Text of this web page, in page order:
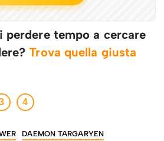
perdere tempo a cercare
Trova quella giusta
4
DAEMON TARGARYEN